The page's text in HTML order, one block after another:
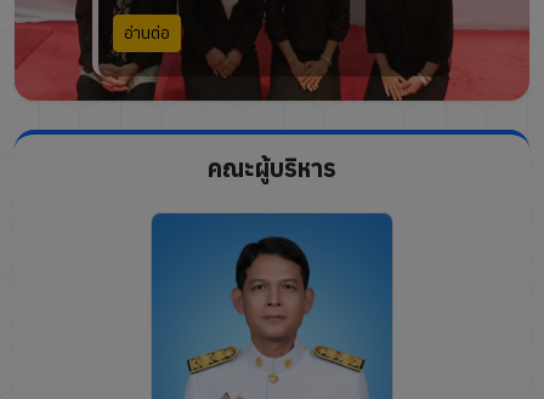
อ่านต่อ
คณะผู้บริหาร